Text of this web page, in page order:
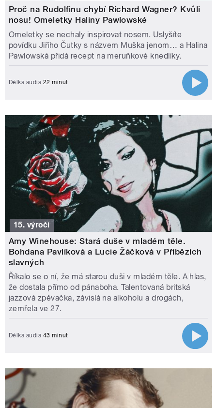
Proč na Rudolfinu chybí Richard Wagner? Kvůli
nosu! Omeletky Haliny Pawlowské
Omeletky se nechaly inspirovat nosem. Uslyšíte
povídku Jiřího Čutky s názvem Muška jenom… a Halina
Pawlowská přidá recept na meruňkové knedlíky.
Délka audia 22 minut
15. výročí
Amy Winehouse: Stará duše v mladém těle.
Bohdana Pavlíková a Lucie Žáčková v Příbězích
slavných
Říkalo se o ní, že má starou duši v mladém těle. A hlas,
že dostala přímo od pánaboha. Talentovaná britská
jazzová zpěvačka, závislá na alkoholu a drogách,
zemřela ve 27.
Délka audia 43 minut